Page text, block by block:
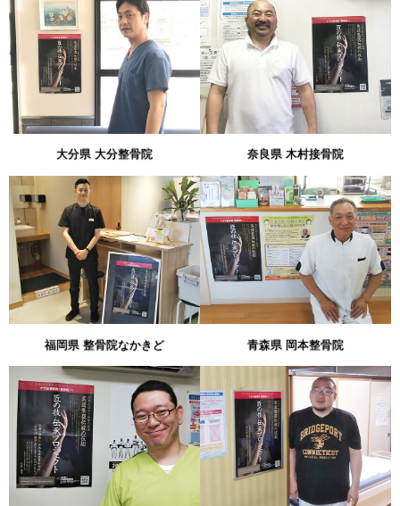
大分県 大分整骨院 奈良県 木村接骨院
福岡県 整骨院なかきど 青森県 岡本整骨院